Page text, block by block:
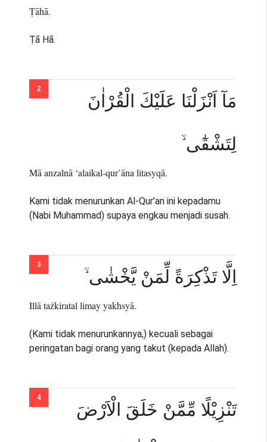
Ṭāhā.
Ṭā Hā.
مَآ اَنْزَلْنَا عَلَيْكَ الْقُرْاٰنَ
لِتَشْقٰٓى ۙ
Mā anzalnā ‘alaikal-qur’āna litasyqā.
Kami tidak menurunkan Al-Qur’an ini kepadamu
(Nabi Muhammad) supaya engkau menjadi susah.
اِلَّا تَذْكِرَةً لِّمَنْ يَّخْشٰى ۙ
Illā tażkiratal limay yakhsyā.
(Kami tidak menurunkannya,) kecuali sebagai
peringatan bagi orang yang takut (kepada Allah).
تَنْزِيْلًا مِّمَّنْ خَلَقَ الْاَرْضَ